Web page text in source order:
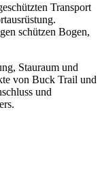
Transport
schützen Bogen,
Stauraum und
von Buck Trail und
und